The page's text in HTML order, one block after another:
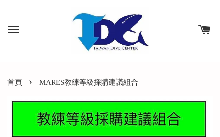
首頁 › MARES教練等級採購建議組合